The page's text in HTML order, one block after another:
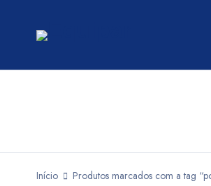
Início Produtos marcados com a tag